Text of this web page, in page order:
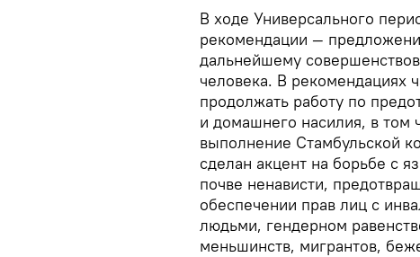
В ходе Универсального
рекомендации —
дальнейшему
человека. В рекомендациях
продолжать работу по
и домашнего насилия, в том
выполнение Стамбульской
сделан акцент на борьбе с
почве ненависти,
обеспечении прав лиц с
людьми, гендерном
меньшинств, мигрантов,